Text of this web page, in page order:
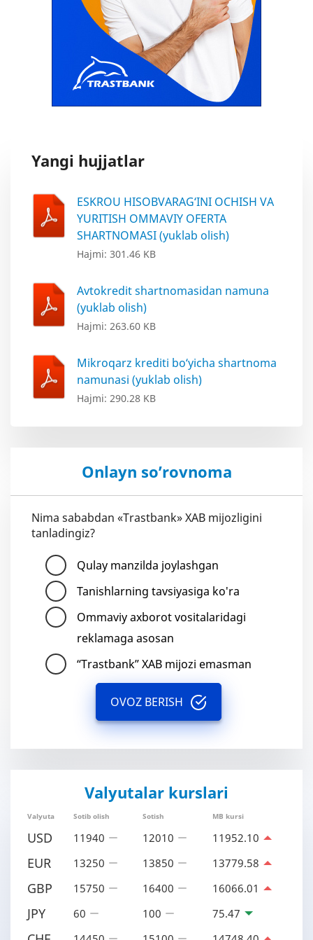
Ma'lumotlar to'plamini birinchi qo'shilgan
Oxirgi o'zgartirilgan sana:
31.07.2026
Ma’lumotlarni yangilab borish davriyligi:
Har chorakda
Ma’lumotlarga xos so’zlar:
Filiallar
Oldingi nashr ma’lumotlariga giperslka (URL):
Yangi hujjatlar
ESKROU HISOBVARAG‘INI OCHISH VA
YURITISH OMMAVIY OFERTA
SHARTNOMASI (yuklab olish)
Hajmi: 301.46 KB
Avtokredit shartnomasidan namuna
(yuklab olish)
Hajmi: 263.60 KB
Mikroqarz krediti bo‘yicha shartnoma
namunasi (yuklab olish)
Hajmi: 290.28 KB
Onlayn so’rovnoma
Nima sababdan «Trastbank» XAB mijozligini
tanladingiz?
Qulay manzilda joylashgan
Tanishlarning tavsiyasiga ko'ra
Ommaviy axborot vositalaridagi
reklamaga asosan
“Trastbank” XAB mijozi emasman
OVOZ BERISH
Valyutalar kurslari
Valyuta Sotib olish Sotish MB kursi
USD 11940 12010 11952.10
EUR 13250 13850 13779.58
GBP 15750 16400 16066.01
JPY 60 100 75.47